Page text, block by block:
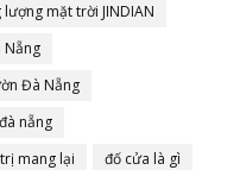
mặt trời JINDIAN
Nẵng
Đà Nẵng
nẵng
mang lại
đố cửa là gì